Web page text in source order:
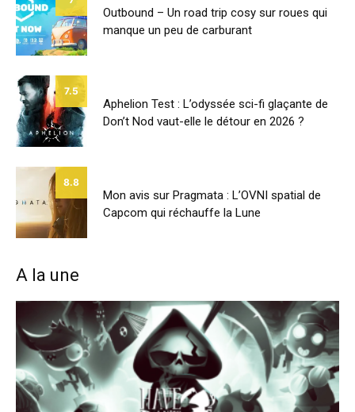
Outbound – Un road trip cosy sur roues qui
manque un peu de carburant
7.5
Aphelion Test : L’odyssée sci-fi glaçante de
Don’t Nod vaut-elle le détour en 2026 ?
8.8
Mon avis sur Pragmata : L’OVNI spatial de
Capcom qui réchauffe la Lune
A la une